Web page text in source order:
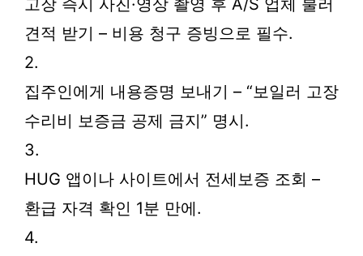
고장 즉시 사진·영상 촬영 후 A/S 업체 불러
견적 받기 – 비용 청구 증빙으로 필수.
2.
집주인에게 내용증명 보내기 – “보일러 고장
수리비 보증금 공제 금지” 명시.
3.
HUG 앱이나 사이트에서 전세보증 조회 –
환급 자격 확인 1분 만에.
4.